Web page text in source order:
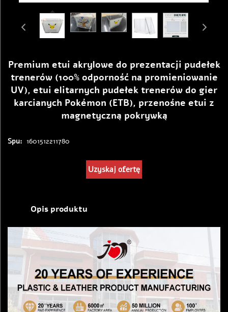
Premium etui akrylowe do prezentacji pudełek
trenerów (100% odporność na promieniowanie
UV), etui elitarnych pudełek trenerów do gier
karcianych Pokémon (ETB), przenośne etui z
magnetyczną pokrywką
Spu: 1601512211780
Uzyskaj ofertę
Opis produktu